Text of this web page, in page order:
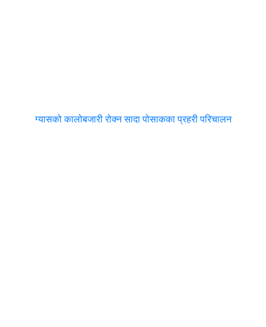
ग्यासको कालोबजारी रोक्न सादा पोसाकका प्रहरी परिचालन